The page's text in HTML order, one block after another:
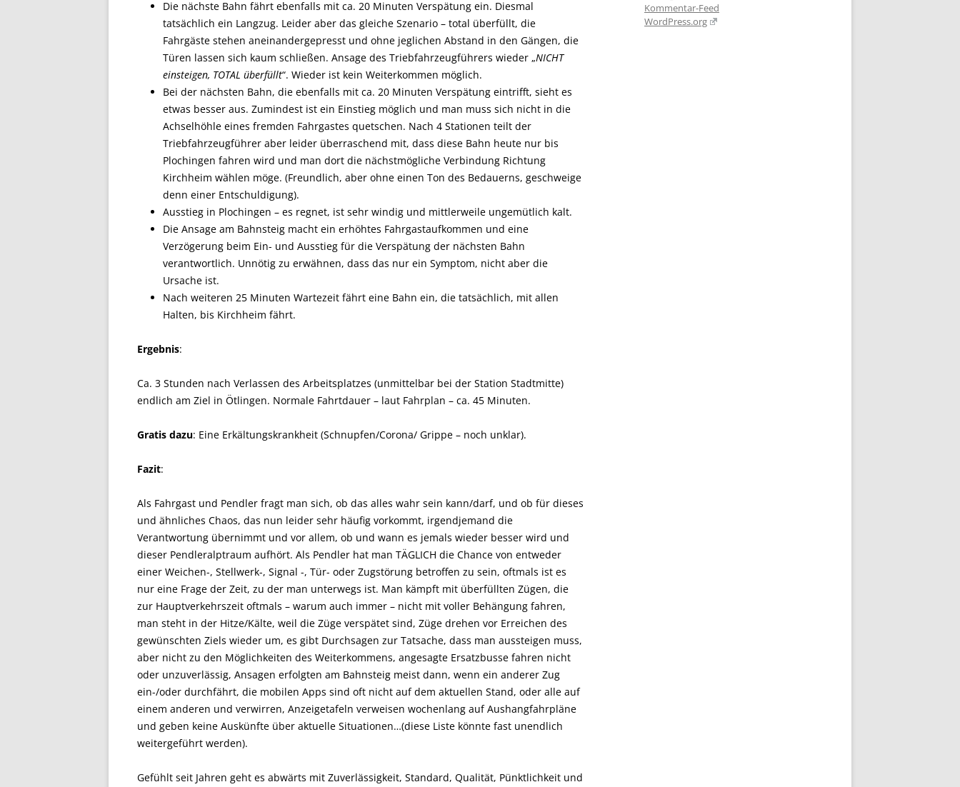
Die nächste Bahn fährt ebenfalls mit ca. 20 Minuten Verspätung ein. Diesmal
tatsächlich ein Langzug. Leider aber das gleiche Szenario – total überfüllt, die
Fahrgäste stehen aneinandergepresst und ohne jeglichen Abstand in den Gängen, die
Türen lassen sich kaum schließen. Ansage des Triebfahrzeugführers wieder „NICHT
einsteigen, TOTAL überfüllt“. Wieder ist kein Weiterkommen möglich.
Bei der nächsten Bahn, die ebenfalls mit ca. 20 Minuten Verspätung eintrifft, sieht es
etwas besser aus. Zumindest ist ein Einstieg möglich und man muss sich nicht in die
Achselhöhle eines fremden Fahrgastes quetschen. Nach 4 Stationen teilt der
Triebfahrzeugführer aber leider überraschend mit, dass diese Bahn heute nur bis
Plochingen fahren wird und man dort die nächstmögliche Verbindung Richtung
Kirchheim wählen möge. (Freundlich, aber ohne einen Ton des Bedauerns, geschweige
denn einer Entschuldigung).
Ausstieg in Plochingen – es regnet, ist sehr windig und mittlerweile ungemütlich kalt.
Die Ansage am Bahnsteig macht ein erhöhtes Fahrgastaufkommen und eine
Verzögerung beim Ein- und Ausstieg für die Verspätung der nächsten Bahn
verantwortlich. Unnötig zu erwähnen, dass das nur ein Symptom, nicht aber die
Ursache ist.
Nach weiteren 25 Minuten Wartezeit fährt eine Bahn ein, die tatsächlich, mit allen
Halten, bis Kirchheim fährt.
Ergebnis:
Ca. 3 Stunden nach Verlassen des Arbeitsplatzes (unmittelbar bei der Station Stadtmitte)
endlich am Ziel in Ötlingen. Normale Fahrtdauer – laut Fahrplan – ca. 45 Minuten.
Gratis dazu: Eine Erkältungskrankheit (Schnupfen/Corona/ Grippe – noch unklar).
Fazit:
Als Fahrgast und Pendler fragt man sich, ob das alles wahr sein kann/darf, und ob für dieses
und ähnliches Chaos, das nun leider sehr häufig vorkommt, irgendjemand die
Verantwortung übernimmt und vor allem, ob und wann es jemals wieder besser wird und
dieser Pendleralptraum aufhört. Als Pendler hat man TÄGLICH die Chance von entweder
einer Weichen-, Stellwerk-, Signal -, Tür- oder Zugstörung betroffen zu sein, oftmals ist es
nur eine Frage der Zeit, zu der man unterwegs ist. Man kämpft mit überfüllten Zügen, die
zur Hauptverkehrszeit oftmals – warum auch immer – nicht mit voller Behängung fahren,
man steht in der Hitze/Kälte, weil die Züge verspätet sind, Züge drehen vor Erreichen des
gewünschten Ziels wieder um, es gibt Durchsagen zur Tatsache, dass man aussteigen muss,
aber nicht zu den Möglichkeiten des Weiterkommens, angesagte Ersatzbusse fahren nicht
oder unzuverlässig, Ansagen erfolgten am Bahnsteig meist dann, wenn ein anderer Zug
ein-/oder durchfährt, die mobilen Apps sind oft nicht auf dem aktuellen Stand, oder alle auf
einem anderen und verwirren, Anzeigetafeln verweisen wochenlang auf Aushangfahrpläne
und geben keine Auskünfte über aktuelle Situationen…(diese Liste könnte fast unendlich
weitergeführt werden).
Gefühlt seit Jahren geht es abwärts mit Zuverlässigkeit, Standard, Qualität, Pünktlichkeit und
Kommentar-Feed
WordPress.org